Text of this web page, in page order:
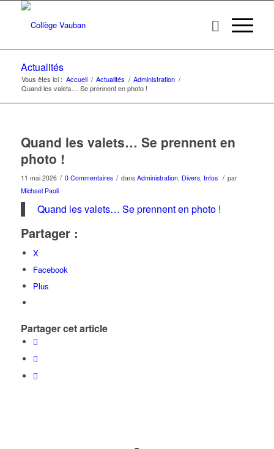
Actualités
Vous êtes ici : Accueil / Actualités / Administration /
Quand les valets… Se prennent en photo !
Quand les valets… Se prennent en
photo !
11 mai 2026 / 0 Commentaires / dans Administration, Divers, Infos / par
Michael Paoli
Quand les valets… Se prennent en photo !
Partager :
X
Facebook
Plus
Partager cet article